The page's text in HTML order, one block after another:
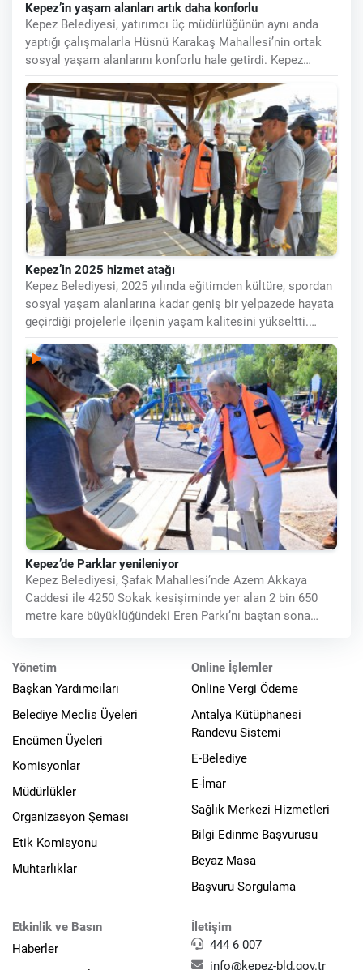
Kepez’in yaşam alanları artık daha konforlu
Kepez Belediyesi, yatırımcı üç müdürlüğünün aynı anda
yaptığı çalışmalarla Hüsnü Karakaş Mahallesi’nin ortak
sosyal yaşam alanlarını konforlu hale getirdi. Kepez
Belediye
Kepez’in 2025 hizmet atağı
Kepez Belediyesi, 2025 yılında eğitimden kültüre, spordan
sosyal yaşam alanlarına kadar geniş bir yelpazede hayata
geçirdiği projelerle ilçenin yaşam kalitesini yükseltti.
İlçenin
Kepez’de Parklar yenileniyor
Kepez Belediyesi, Şafak Mahallesi’nde Azem Akkaya
Caddesi ile 4250 Sokak kesişiminde yer alan 2 bin 650
metre kare büyüklüğündeki Eren Parkı’nı baştan sona
Yönetim
Başkan Yardımcıları
Belediye Meclis Üyeleri
Encümen Üyeleri
Komisyonlar
Müdürlükler
Organizasyon Şeması
Etik Komisyonu
Muhtarlıklar
Online İşlemler
Online Vergi Ödeme
Antalya Kütüphanesi
Randevu Sistemi
E-Belediye
E-İmar
Sağlık Merkezi Hizmetleri
Bilgi Edinme Başvurusu
Beyaz Masa
Başvuru Sorgulama
Etkinlik ve Basın
Haberler
İletişim
444 6 007
info@kepez-bld.gov.tr